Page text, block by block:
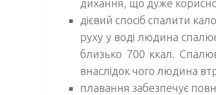
дихання, що дуже
дієвий спосіб спалити
руху у воді людина
близько 700 ккал.
внаслідок чого людина
плавання забезпечує